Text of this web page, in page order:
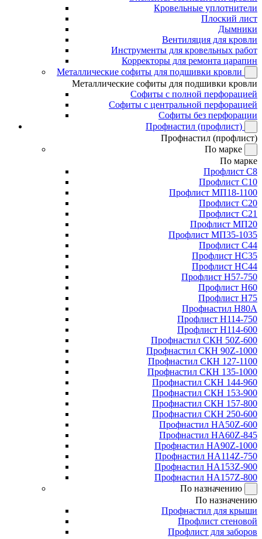
Кровельные уплотнители
Плоский лист
Дымники
Вентиляция для кровли
Инструменты для кровельных работ
Корректоры для ремонта царапин
Металлические софиты для подшивки кровли
Металлические софиты для подшивки кровли
Софиты с полной перфорацией
Софиты с центральной перфорацией
Софиты без перфорации
Профнастил (профлист)
Профнастил (профлист)
По марке
По марке
Профлист С8
Профлист С10
Профлист МП18-1100
Профлист С20
Профлист С21
Профлист МП20
Профлист МП35-1035
Профлист С44
Профлист НС35
Профлист НС44
Профлист Н57-750
Профлист Н60
Профлист Н75
Профнастил Н80А
Профлист Н114-750
Профлист Н114-600
Профнастил СКН 50Z-600
Профнастил СКН 90Z-1000
Профнастил СКН 127-1100
Профнастил СКН 135-1000
Профнастил СКН 144-960
Профнастил СКН 153-900
Профнастил СКН 157-800
Профнастил СКН 250-600
Профнастил НА50Z-600
Профнастил НА60Z-845
Профнастил НА90Z-1000
Профнастил НА114Z-750
Профнастил НА153Z-900
Профнастил НА157Z-800
По назначению
По назначению
Профнастил для крыши
Профлист стеновой
Профлист для заборов